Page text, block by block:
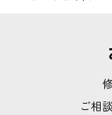
ご相